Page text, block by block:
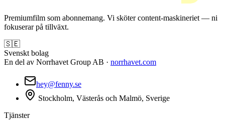
Premiumfilm som abonnemang. Vi sköter content-maskineriet — ni
fokuserar på tillväxt.
🇸🇪
Svenskt bolag
En del av Norrhavet Group AB · norrhavet.com
hey@fenny.se
Stockholm, Västerås och Malmö, Sverige
Tjänster